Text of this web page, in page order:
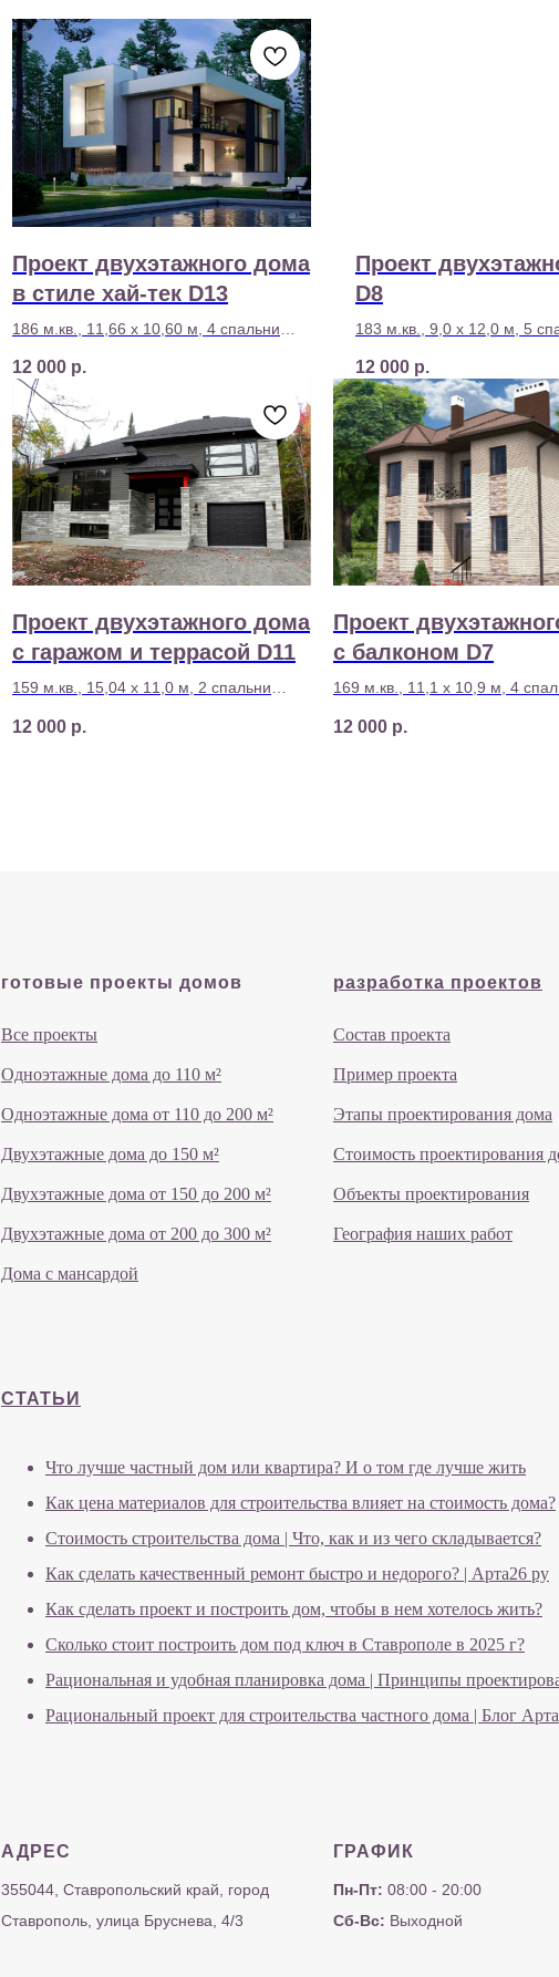
Проект двухэтажного дома
в стиле хай-тек D13
186 м.кв., 11,66 х 10,60 м, 4 спальни
12 000 р.
Проект
D8
183 м.кв., 9,0 х 12,0 м, 5
12 000 р.
Проект двухэтажного дома
с гаражом и террасой D11
159 м.кв., 15,04 х 11,0 м, 2 спальни
12 000 р.
Проект
с балконом D7
169 м.кв., 11,1 х 10,9 м, 4
12 000 р.
готовые проекты домов
Все проекты
Одноэтажные дома до 110 м²
Одноэтажные дома от 110 до 200 м²
Двухэтажные дома до 150 м²
Двухэтажные дома от 150 до 200 м²
Двухэтажные дома от 200 до 300 м²
Дома с мансардой
разработка проектов
Состав проекта
Пример проекта
Этапы проектирования дома
Стоимость проектирования
Объекты проектирования
География наших работ
СТАТЬИ
Что лучше частный дом или квартира? И о том где лучше жить
Как цена материалов для строительства влияет на стоимость дома?
Стоимость строительства дома | Что, как и из чего складывается?
Как сделать качественный ремонт быстро и недорого? | Арта26 ру
Как сделать проект и построить дом, чтобы в нем хотелось жить?
Сколько стоит построить дом под ключ в Ставрополе в 2025 г?
Рациональная и удобная планировка дома | Принципы
Рациональный проект для строительства частного дома | Блог
АДРЕС
355044, Ставропольский край, город
Ставрополь, улица Бруснева, 4/3
ГРАФИК
Пн-Пт: 08:00 - 20:00
Сб-Вс: Выходной